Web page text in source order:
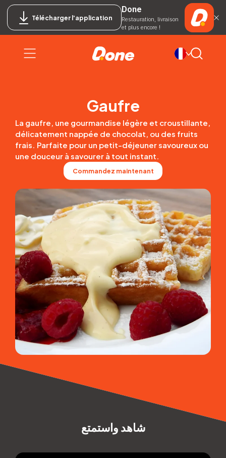
Télécharger l'application
Done
Restauration, livraison
et plus encore !
Gaufre
La gaufre, une gourmandise légère et croustillante,
délicatement nappée de chocolat, ou des fruits
frais. Parfaite pour un petit-déjeuner savoureux ou
une douceur à savourer à tout instant.
Commandez maintenant
شاهد واستمتع